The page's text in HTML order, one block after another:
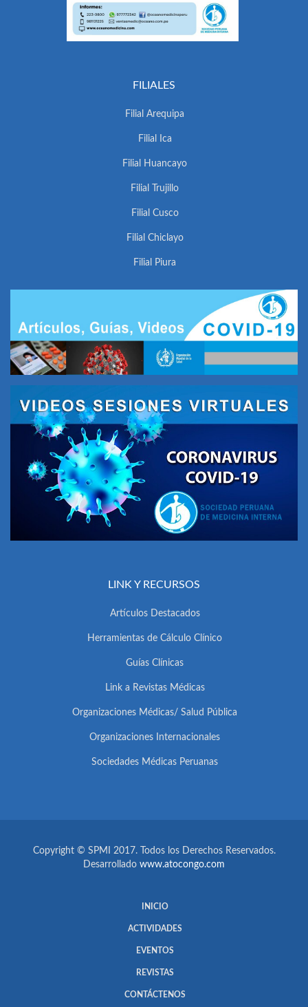
FILIALES
Filial Arequipa
Filial Ica
Filial Huancayo
Filial Trujillo
Filial Cusco
Filial Chiclayo
Filial Piura
LINK Y RECURSOS
Artículos Destacados
Herramientas de Cálculo Clínico
Guías Clínicas
Link a Revistas Médicas
Organizaciones Médicas/ Salud Pública
Organizaciones Internacionales
Sociedades Médicas Peruanas
Copyright © SPMI 2017. Todos los Derechos Reservados.
Desarrollado www.atocongo.com
INICIO
ACTIVIDADES
EVENTOS
REVISTAS
CONTÁCTENOS